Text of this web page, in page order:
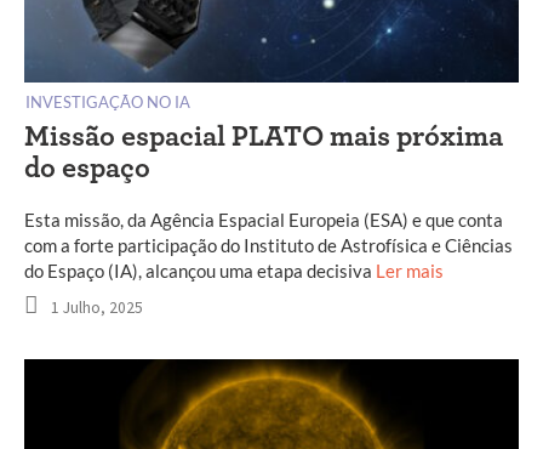
INVESTIGAÇÃO NO IA
Missão espacial PLATO mais próxima
do espaço
Esta missão, da Agência Espacial Europeia (ESA) e que conta
com a forte participação do Instituto de Astrofísica e Ciências
do Espaço (IA), alcançou uma etapa decisiva Ler mais
1 Julho, 2025